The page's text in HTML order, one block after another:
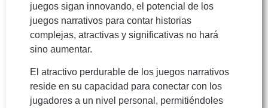
juegos sigan innovando, el potencial de los
juegos narrativos para contar historias
complejas, atractivas y significativas no hará
sino aumentar.
El atractivo perdurable de los juegos narrativos
reside en su capacidad para conectar con los
jugadores a un nivel personal, permitiéndoles